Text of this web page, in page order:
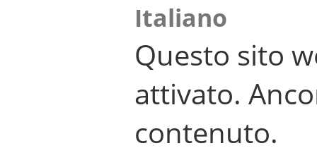
Italiano
Questo sito
attivato.
contenuto.